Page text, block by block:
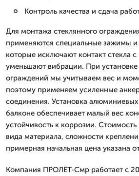
Контроль качества и сдача
Для монтажа стеклянного
применяются специальные зажимы и
которые исключают контакт стекла
уменьшают вибрации. При
ограждений мы учитываем вес и
поэтому применяем усиленные
соединения. Установка
балконе обеспечивает малый вес
устойчивость к коррозии. Стоимость
вида материала, сложности
примерная начальная цена указана
Компания ПРОЛЁТ-Смр работает с